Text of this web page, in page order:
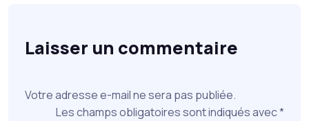
Laisser un commentaire
Votre adresse e-mail ne sera pas publiée.
Les champs obligatoires sont indiqués avec*